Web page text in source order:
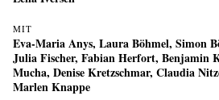
MIT
Eva-Maria Anys, Laura Böhmel, Simon
Julia Fischer, Fabian Herfort, Benjamin
Mucha, Denise Kretzschmar, Claudia
Marlen Knappe